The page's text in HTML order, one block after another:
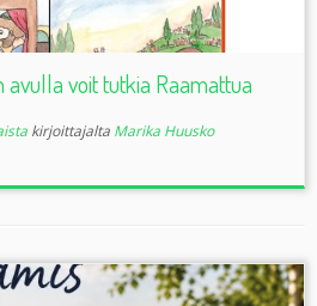
avulla voit tutkia Raamattua
kirjoittajalta Marika Huusko